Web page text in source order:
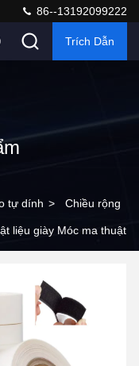
86--13192099222
Trích Dẫn
tự dính > Chiều rộng
liệu giày Móc ma thuật